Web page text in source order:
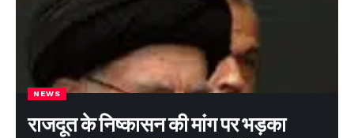
NEWS
राजदूत के निष्कासन की मांग पर भड़का